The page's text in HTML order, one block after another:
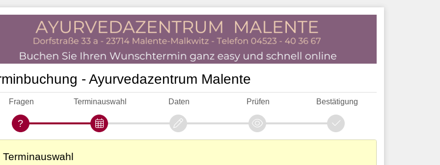
- Ayurvedazentrum Malente
Fragen Terminauswahl Daten Prüfen Bestätigung
Terminauswahl